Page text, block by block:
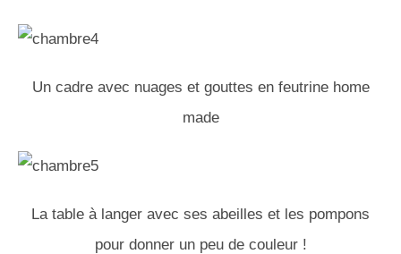
Un cadre avec nuages et gouttes en feutrine home
made
La table à langer avec ses abeilles et les pompons
pour donner un peu de couleur !